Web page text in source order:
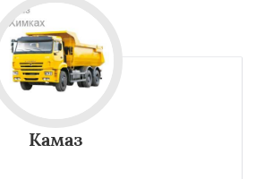
Камаз